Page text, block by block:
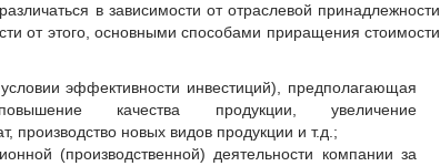
в зависимости от отраслевой принадлежности
от этого, основными способами приращения стоимости
эффективности инвестиций), предполагающая
качества продукции, увеличение
производство новых видов продукции и т.д.;
(производственной) деятельности компании за